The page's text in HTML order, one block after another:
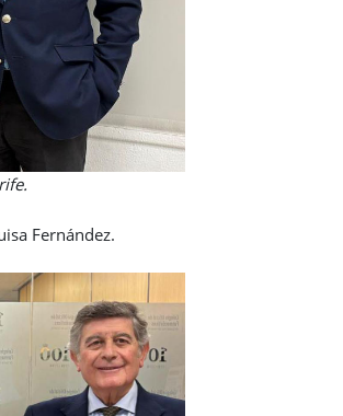
Fernández.